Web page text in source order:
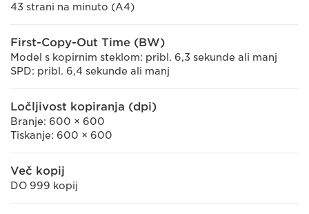
43 strani na minuto (A4)
First-Copy-Out Time (BW)
Model s kopirnim steklom: pribl. 6,3 sekunde ali manj
SPD: pribl. 6,4 sekunde ali manj
Ločljivost kopiranja (dpi)
Branje: 600 × 600
Tiskanje: 600 × 600
Več kopij
DO 999 kopij